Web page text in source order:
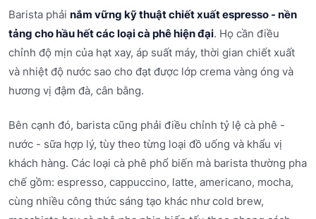
Barista phải nắm vững kỹ thuật chiết xuất espresso - nền
tảng cho hầu hết các loại cà phê hiện đại. Họ cần điều
chỉnh độ mịn của hạt xay, áp suất máy, thời gian chiết xuất
và nhiệt độ nước sao cho đạt được lớp crema vàng óng và
hương vị đậm đà, cân bằng.
Bên cạnh đó, barista cũng phải điều chỉnh tỷ lệ cà phê -
nước - sữa hợp lý, tùy theo từng loại đồ uống và khẩu vị
khách hàng. Các loại cà phê phổ biến mà barista thường pha
chế gồm: espresso, cappuccino, latte, americano, mocha,
cùng nhiều công thức sáng tạo khác như cold brew,